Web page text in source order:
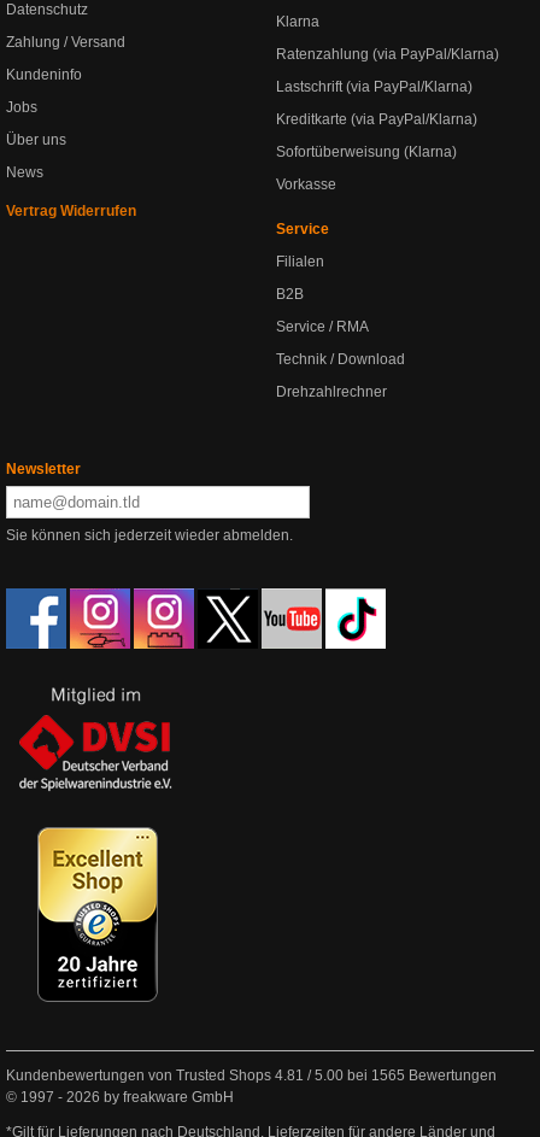
Datenschutz
Zahlung / Versand
Kundeninfo
Jobs
Über uns
News
Vertrag Widerrufen
Klarna
Ratenzahlung (via PayPal/Klarna)
Lastschrift (via PayPal/Klarna)
Kreditkarte (via PayPal/Klarna)
Sofortüberweisung (Klarna)
Vorkasse
Service
Filialen
B2B
Service / RMA
Technik / Download
Drehzahlrechner
Newsletter
Sie können sich jederzeit wieder abmelden.
Kundenbewertungen von Trusted Shops 4.81 /5.00 bei 1565 Bewertungen
© 1997 - 2026 by freakware GmbH
*Gilt für Lieferungen nach Deutschland. Lieferzeiten für andere Länder und